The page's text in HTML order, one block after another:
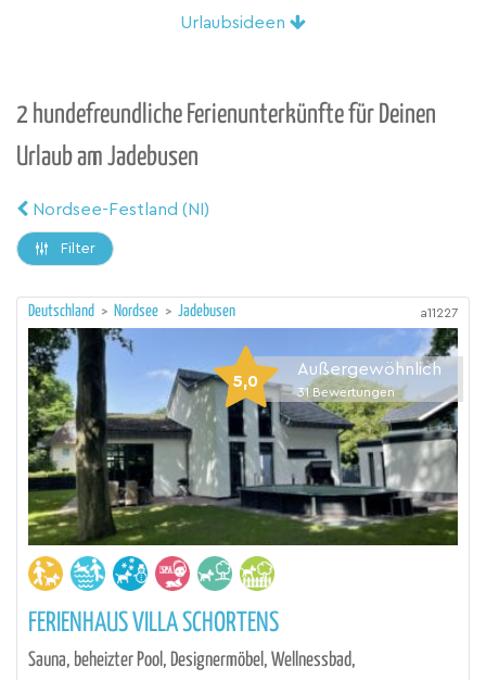
Urlaubsideen
2 hundefreundliche Ferienunterkünfte für Deinen
Urlaub am Jadebusen
Nordsee-Festland (NI)
Filter
Deutschland > Nordsee > Jadebusen a11227
5,0
Außergewöhnlich
31 Bewertungen
FERIENHAUS VILLA SCHORTENS
Sauna, beheizter Pool, Designermöbel, Wellnessbad,